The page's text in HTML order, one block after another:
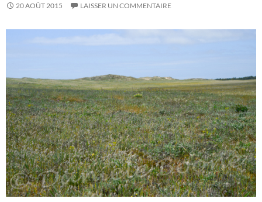
20 AOÛT 2015 LAISSER UN COMMENTAIRE